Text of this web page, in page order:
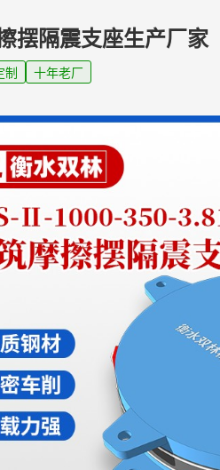
摆隔震支座生产厂家
制 十年老厂